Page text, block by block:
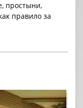
простыни,
правило за